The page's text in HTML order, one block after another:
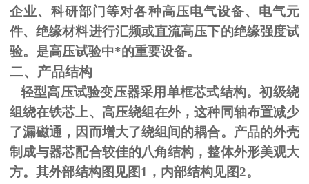
企业、科研部门等对各种高压电气设备、电气元
件、绝缘材料进行汇频或直流高压下的绝缘强度试
验。是高压试验中*的重要设备。
二、产品结构
轻型高压试验变压器采用单框芯式结构。初级绕
组绕在铁芯上、高压绕组在外，这种同轴布置减少
了漏磁通，因而增大了绕组间的耦合。产品的外壳
制成与器芯配合较佳的八角结构，整体外形美观大
方。其外部结构图见图1 ，内部结构见图2。